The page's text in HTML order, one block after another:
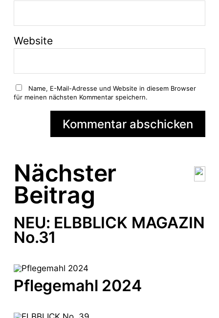
Website
Name, E-Mail-Adresse und Website in diesem Browser
für meinen nächsten Kommentar speichern.
l
e
n
a
t
i
v
:
Nächster
Beitrag
NEU: ELBBLICK MAGAZIN
No.31
Pflegemahl 2024